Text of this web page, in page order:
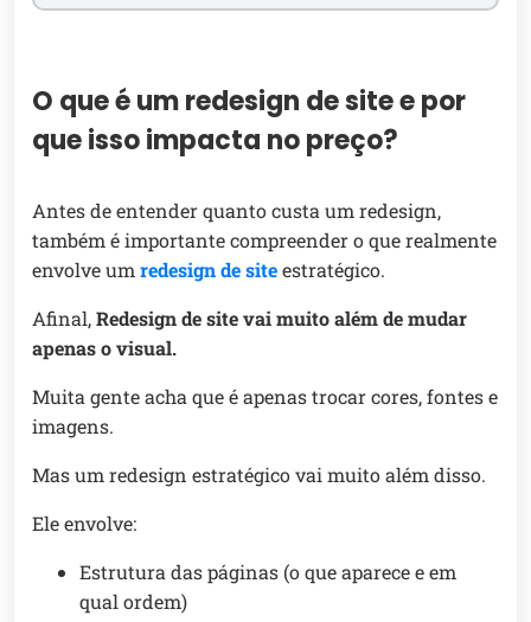
O que é um redesign de site e por
que isso impacta no preço?
Antes de entender quanto custa um redesign,
também é importante compreender o que realmente
envolve umredesign de siteestratégico.
Afinal,Redesign de site vai muito além de mudar
apenas o visual.
Muita gente acha que é apenas trocar cores, fontes e
imagens.
Mas um redesign estratégico vai muito além disso.
Ele envolve:
Estrutura das páginas (o que aparece e em
qual ordem)